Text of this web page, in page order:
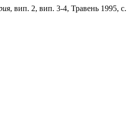
, вип. 2, вип. 3-4, Травень 1995, с.